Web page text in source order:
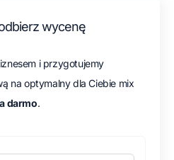
wycenę
i przygotujemy
na optymalny dla Ciebie mix
darmo.